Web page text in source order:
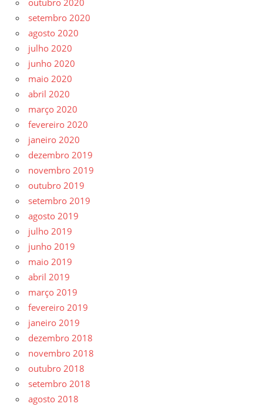
setembro 2020
agosto 2020
julho 2020
junho 2020
maio 2020
abril 2020
março 2020
fevereiro 2020
janeiro 2020
dezembro 2019
novembro 2019
outubro 2019
setembro 2019
agosto 2019
julho 2019
junho 2019
maio 2019
abril 2019
março 2019
fevereiro 2019
janeiro 2019
dezembro 2018
novembro 2018
outubro 2018
setembro 2018
agosto 2018